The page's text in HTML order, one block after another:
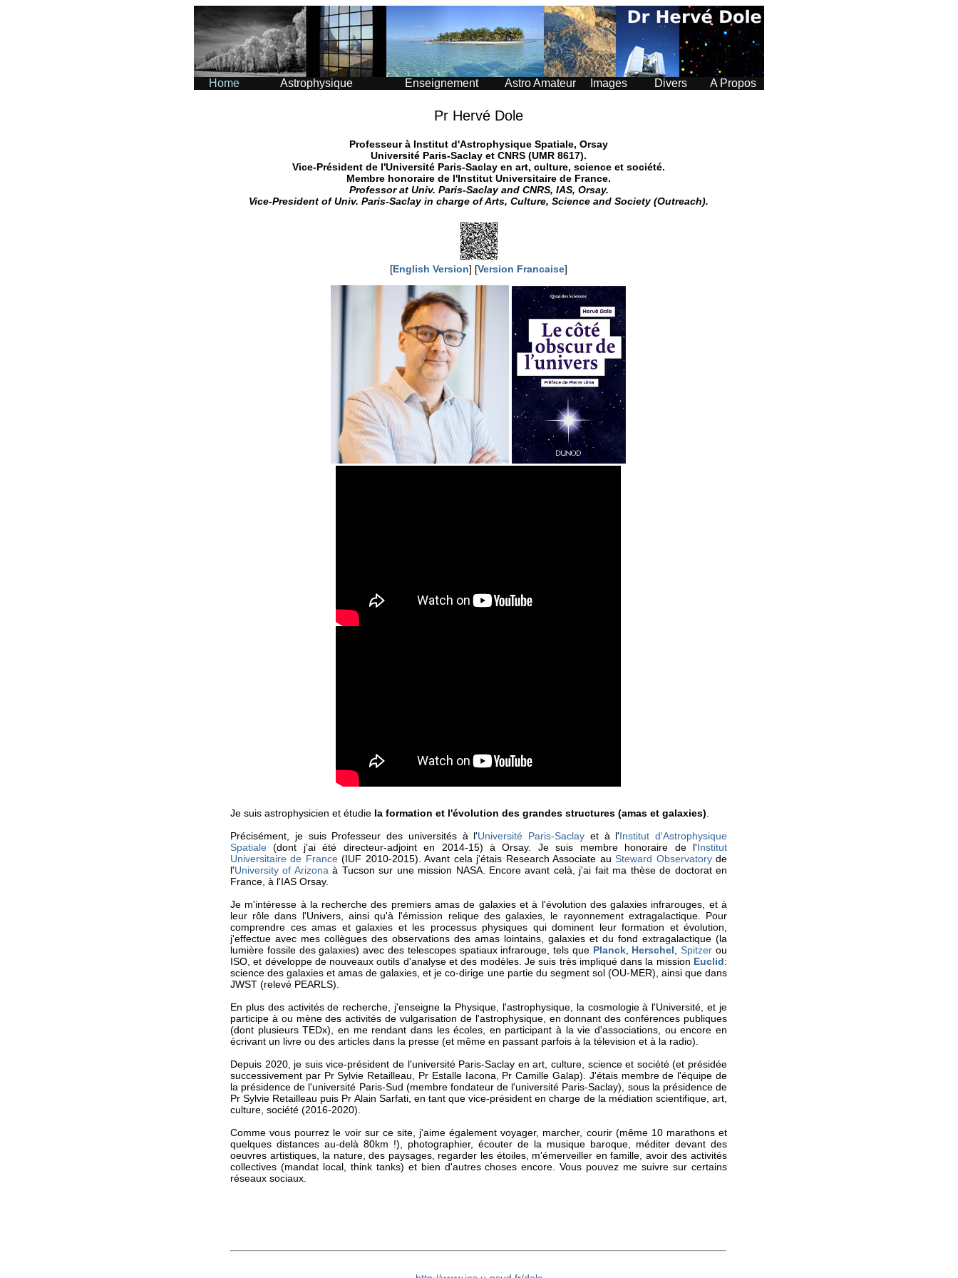
Home Astrophysique Enseignement Astro Amateur Images Divers A Propos
Pr Hervé Dole
Professeur à Institut d'Astrophysique Spatiale, Orsay
Université Paris-Saclay et CNRS (UMR 8617).
Vice-Président de l'Université Paris-Saclay en art, culture, science et société.
Membre honoraire de l'Institut Universitaire de France.
Professor at Univ. Paris-Saclay and CNRS, IAS, Orsay.
Vice-President of Univ. Paris-Saclay in charge of Arts, Culture, Science and Society (Outreach).
[English Version] [Version Francaise]
Je suis astrophysicien et étudie la formation et l'évolution des grandes structures (amas et galaxies)
Précisément, je suis Professeur des universités à l'Université Paris-Saclay et à l'Institut d'Astrophysique
Spatiale (dont j'ai été directeur-adjoint en 2014-15) à Orsay. Je suis membre honoraire de l'Institut
Universitaire de France(IUF 2010-2015). Avant cela j'étais Research Associate auSteward Observatoryde
l'University of Arizona à Tucson sur une mission NASA. Encore avant celà, j'ai fait ma thèse de doctorat en
France, à l'IAS Orsay.
Je m'intéresse à la recherche des premiers amas de galaxies et à l'évolution des galaxies infrarouges, et à
leur rôle dans l'Univers, ainsi qu'à l'émission relique des galaxies, le rayonnement extragalactique. Pour
comprendre ces amas et galaxies et les processus physiques qui dominent leur formation et évolution,
j'effectue avec mes collègues des observations des amas lointains, galaxies et du fond extragalactique (la
lumière fossile des galaxies) avec des telescopes spatiaux infrarouge, tels que Planck, Herschel ,Spitzer ou
ISO, et développe de nouveaux outils d'analyse et des modèles. Je suis très impliqué dans la mission Euclid:
science des galaxies et amas de galaxies, et je co-dirige une partie du segment sol (OU-MER), ainsi que dans
JWST (relevé PEARLS).
En plus des activités de recherche, j'enseigne la Physique, l'astrophysique, la cosmologie à l'Université, et je
participe à ou mène des activités de vulgarisation de l'astrophysique, en donnant des conférences publiques
(dont plusieurs TEDx), en me rendant dans les écoles, en participant à la vie d'associations, ou encore en
écrivant un livre ou des articles dans la presse (et même en passant parfois à la télevision et à la radio).
Depuis 2020, je suis vice-président de l'université Paris-Saclay en art, culture, science et société (et présidée
successivement par Pr Sylvie Retailleau, Pr Estalle Iacona, Pr Camille Galap). J'étais membre de l'équipe de
la présidence de l'université Paris-Sud (membre fondateur de l'université Paris-Saclay), sous la présidence de
Pr Sylvie Retailleau puis Pr Alain Sarfati, en tant que vice-président en charge de la médiation scientifique, art,
culture, société (2016-2020).
Comme vous pourrez le voir sur ce site, j'aime également voyager, marcher, courir (même 10 marathons et
quelques distances au-delà 80km !), photographier, écouter de la musique baroque, méditer devant des
oeuvres artistiques, la nature, des paysages, regarder les étoiles, m'émerveiller en famille, avoir des activités
collectives (mandat local, think tanks) et bien d'autres choses encore. Vous pouvez me suivre sur certains
réseaux sociaux.